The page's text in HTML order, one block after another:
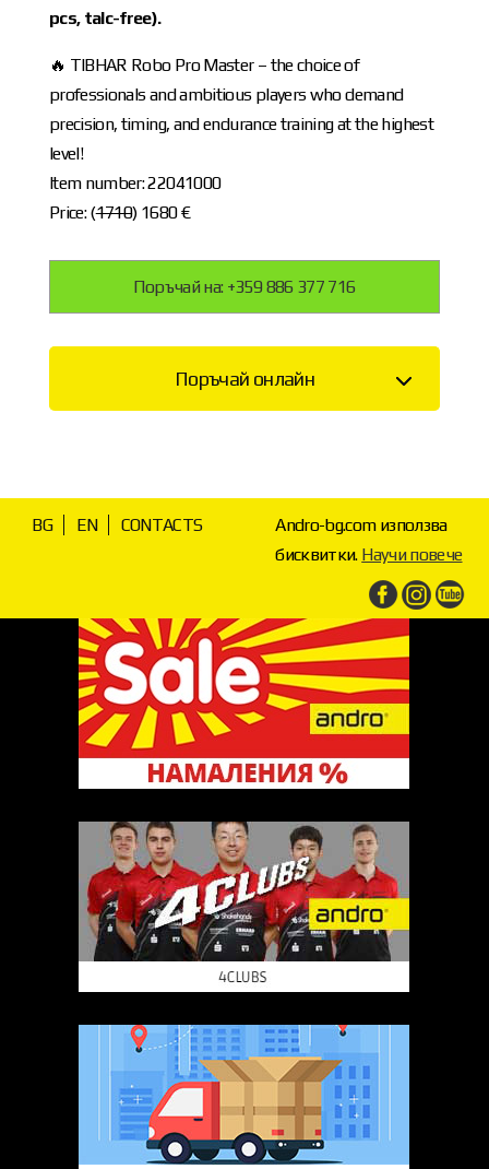
pcs, talc-free).
🔥 TIBHAR Robo Pro Master – the choice of
professionals and ambitious players who demand
precision, timing, and endurance training at the highest
level!
Item number: 22041000
Price: (1710) 1680 €
Поръчай на: +359 886 377 716
Поръчай онлайн
BG EN CONTACTS
Andro-bg.com използва
бисквитки. Научи повече